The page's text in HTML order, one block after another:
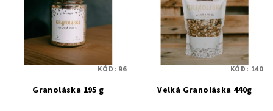
Granoláska 195 g
KÓD: 96
Velká Granoláska 440g
KÓD: 140